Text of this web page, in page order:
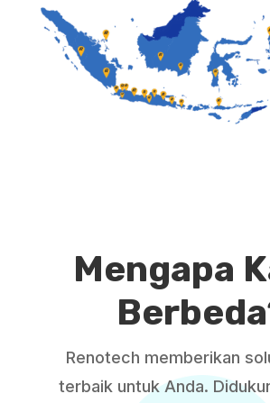
Mengapa
Renotech memberikan
terbaik untuk Anda.